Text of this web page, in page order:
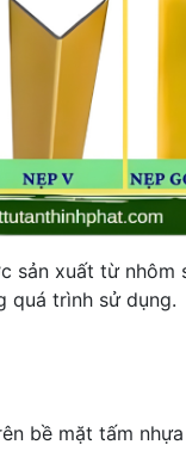
xuất từ nhôm
quá trình sử dụng.
bề mặt tấm